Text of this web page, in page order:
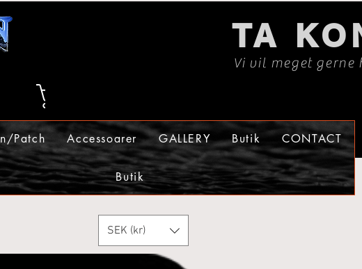
TA
Vi vil meget gerne
Patch Accessoarer GALLERY Butik CONTACT
Butik
SEK (kr)